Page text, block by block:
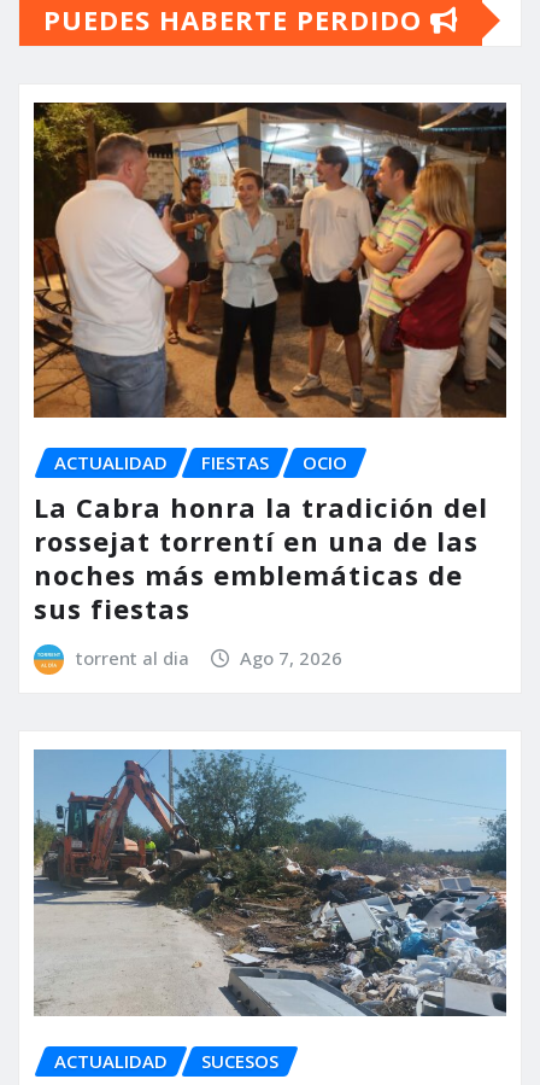
PUEDES HABERTE PERDIDO
ACTUALIDAD FIESTAS OCIO
La Cabra honra la tradición del
rossejat torrentí en una de las
noches más emblemáticas de
sus fiestas
torrent al dia Ago 7, 2026
ACTUALIDAD SUCESOS